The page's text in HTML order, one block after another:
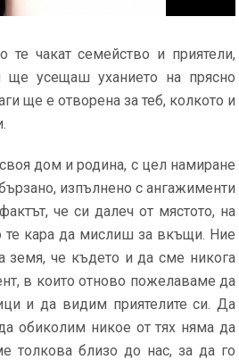
те чакат семейство и приятели,
ще усещаш уханието на прясно
ще е отворена за теб, колкото и
дом и родина, с цел намиране
изпълнено с ангажименти
че си далеч от мястото, на
те кара да мислиш за вкъщи. Ние
земя, че където и да сме никога
в които отново пожелаваме да
и да видим приятелите си. Да
обиколим никое от тях няма да
близо до нас, за да го